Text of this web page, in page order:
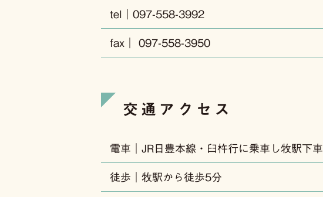
tel｜097-558-3992
fax｜ 097-558-3950
交通アクセス
電車｜JR日豊本線・臼杵行に乗車し牧駅下車
徒歩｜牧駅から徒歩5分